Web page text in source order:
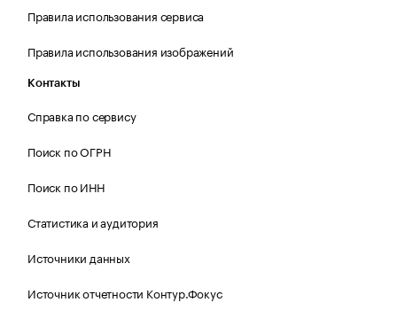
Правила использования сервиса
Правила использования изображений
Контакты
Справка по сервису
Поиск по ОГРН
Поиск по ИНН
Статистика и аудитория
Источники данных
Источник отчетности Контур.Фокус